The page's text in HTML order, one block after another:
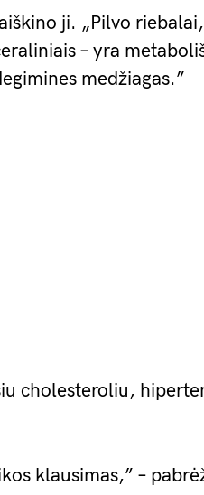
ji. „Pilvo
– yra
medžiagas.”
cholesteroliu,
klausimas,” –